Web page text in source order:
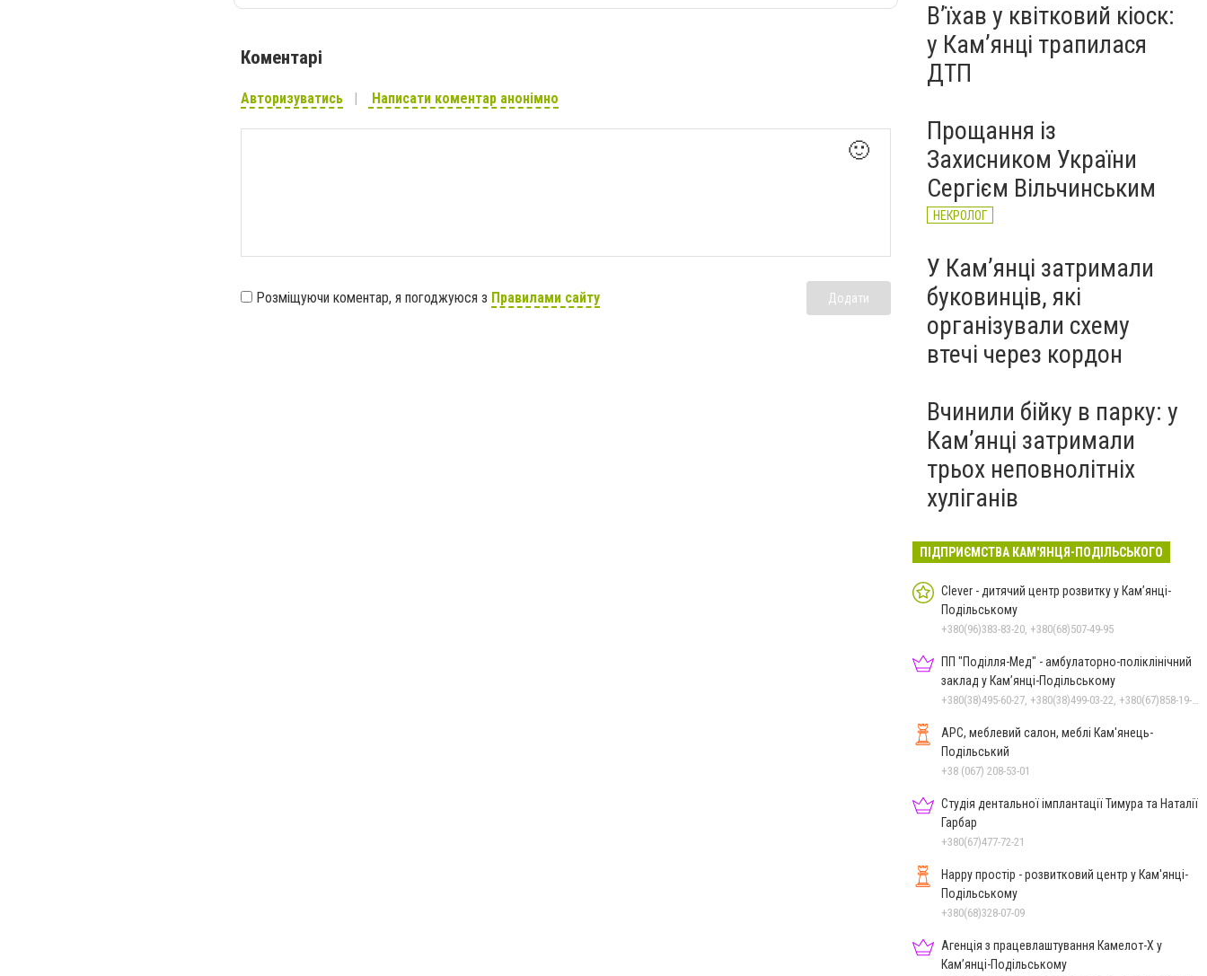
Коментарі
Авторизуватись Написати коментар анонімно
🙂
Розміщуючи коментар, я погоджуюся з Правилами сайту Додати
Вʼїхав у квітковий кіоск:
у Камʼянці трапилася
ДТП
Прощання із
Захисником України
Сергієм Вільчинським
НЕКРОЛОГ
У Кам’янці затримали
буковинців, які
організували схему
втечі через кордон
Вчинили бійку в парку: у
Кам’янці затримали
трьох неповнолітніх
хуліганів
ПІДПРИЄМСТВА КАМ'ЯНЦЯ-ПОДІЛЬСЬКОГО
Clever - дитячий центр розвитку у Кам’янці-
Подільському
+380(96)383-83-20, +380(68)507-49-95
ПП "Поділля-Мед" - амбулаторно-поліклінічний
заклад у Кам’янці-Подільському
+380(38)495-60-27, +380(38)499-03-22, +380(67)858-19-75
АРС, меблевий салон, меблі Кам'янець-
Подільський
+38 (067) 208-53-01
Студія дентальної імплантації Тимура та Наталії
Гарбар
+380(67)477-72-21
Happy простір - розвитковий центр у Кам'янці-
Подільському
+380(68)328-07-09
Агенція з працевлаштування Камелот-Х у
Кам’янці-Подільському